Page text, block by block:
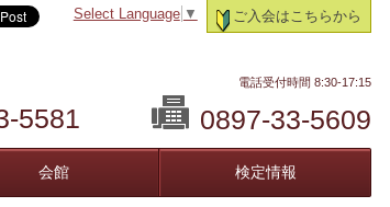
ご入会はこちらから
Select Language ▼
電話受付時間 8:30-17:15
5581 0897-33-5609
会館 検定情報